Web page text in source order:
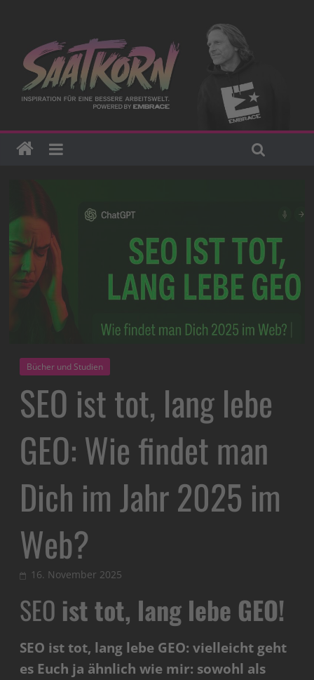
Bücher und Studien
SEO ist tot, lang lebe
GEO: Wie findet man
Dich im Jahr 2025 im
Web?
16. November 2025
SEO ist tot, lang lebe GEO!
SEO ist tot, lang lebe GEO: vielleicht geht
es Euch ja ähnlich wie mir: sowohl als